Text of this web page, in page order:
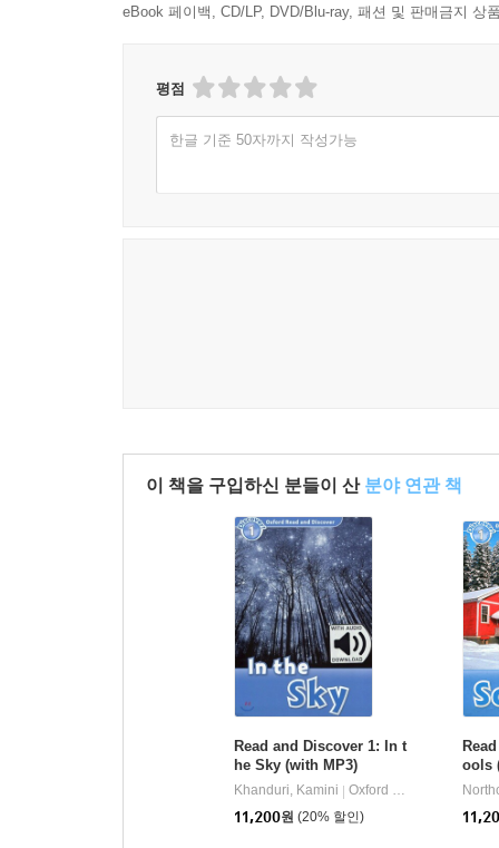
eBook 페이백, CD/LP, DVD/Blu-ray, 패션 및 판매금지 상
평점
한글 기준 50자까지 작성가능
이 책을 구입하신 분들이 산 분야 연관 책
Read and Discover 1: In t
he Sky (with MP3)
Khanduri, Kamini
Oxford University Press
11,200원 (20% 할인)
ools